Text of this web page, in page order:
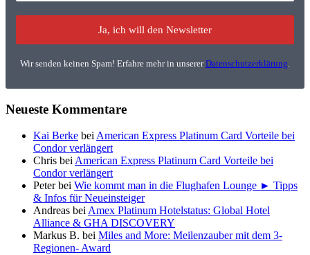
Wir senden keinen Spam! Erfahre mehr in unsererDatenschutzerklärung
Neueste Kommentare
Kai Berke bei American Express Platinum Card Vorteile bei
Condor verlängert
Chris bei American Express Platinum Card Vorteile bei
Condor verlängert
Peterbei Wie kommt man in die Flughafen Lounge ► Tipps
& Infos für Neueinsteiger
Andreas bei Amex Platinum Hotelstatus: Global Hotel
Alliance & GHA DISCOVERY
Markus B. bei Miles and More: Meilenzauber mit dem 3-
Regionen- Award